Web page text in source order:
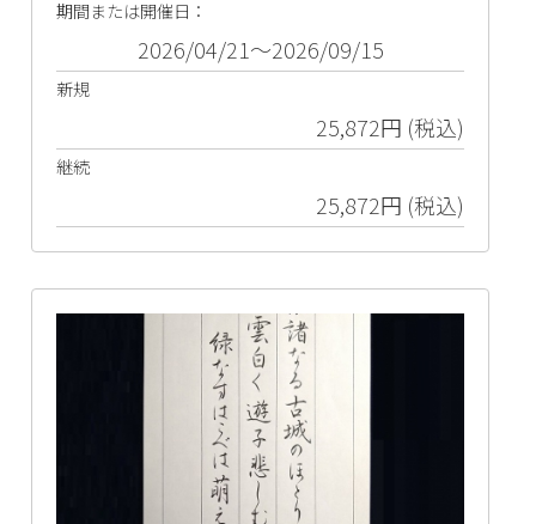
期間または開催日：
2026/04/21～2026/09/15
新規
25,872円 (税込)
継続
25,872円 (税込)